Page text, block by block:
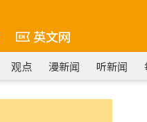
英文网
观点 漫新闻 听新闻